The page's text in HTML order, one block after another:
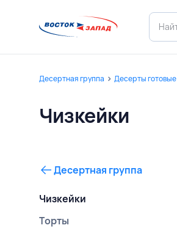
Десертная группа Десерты готовые
Чизкейки
Десертная группа
Чизкейки
Торты